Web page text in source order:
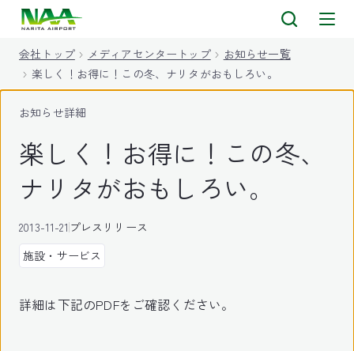
会社トップ メディアセンタートップ
お知らせ一覧
楽しく！お得に！この冬、ナリタがおもしろい。
お知らせ詳細
楽しく！お得に！この冬、
ナリタがおもしろい。
2013-11-21プレスリリース
施設・サービス
詳細は下記のPDFをご確認ください。